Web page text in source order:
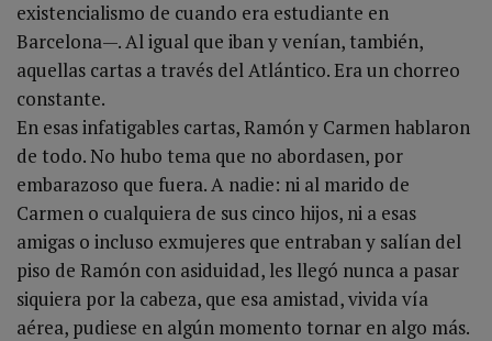
existencialismo de cuando era estudiante en
Barcelona—. Al igual que iban y venían, también,
aquellas cartas a través del Atlántico. Era un chorreo
constante.
En esas infatigables cartas, Ramón y Carmen hablaron
de todo. No hubo tema que no abordasen, por
embarazoso que fuera. A nadie: ni al marido de
Carmen o cualquiera de sus cinco hijos, ni a esas
amigas o incluso exmujeres que entraban y salían del
piso de Ramón con asiduidad, les llegó nunca a pasar
siquiera por la cabeza, que esa amistad, vivida vía
aérea, pudiese en algún momento tornar en algo más.